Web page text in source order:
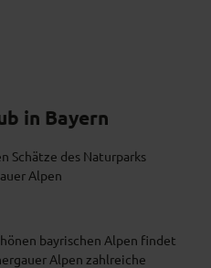
in Bayern
Schätze des Naturparks
Alpen
bayrischen Alpen findet
Alpen zahlreiche